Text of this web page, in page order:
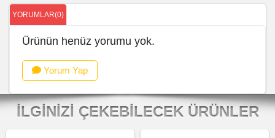
YORUMLAR(0)
Ürünün henüz yorumu yok.
Yorum Yap
İLGINIZI ÇEKEBILECEK ÜRÜNLER